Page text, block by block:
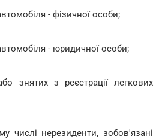
- фізичної особи;
- юридичної особи;
знятих з реєстрації легкових
числі нерезиденти, зобов'язані